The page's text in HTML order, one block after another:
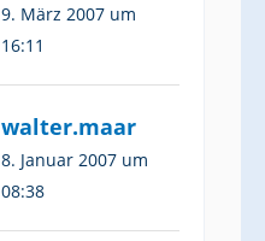
9. März 2007 um
16:11
walter.maar
8. Januar 2007 um
08:38